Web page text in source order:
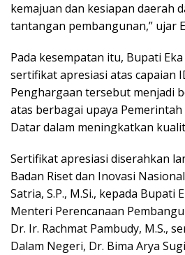
kemajuan dan kesiapan daerah
tantangan pembangunan,” ujar
Pada kesempatan itu, Bupati
sertifikat apresiasi atas capaian
Penghargaan tersebut menjadi
atas berbagai upaya
Datar dalam meningkatkan
Sertifikat apresiasi diserahkan
Badan Riset dan Inovasi
Satria, S.P., M.Si., kepada Bupati
Menteri Perencanaan
Dr. Ir. Rachmat Pambudy, M.S.,
Dalam Negeri, Dr. Bima Arya